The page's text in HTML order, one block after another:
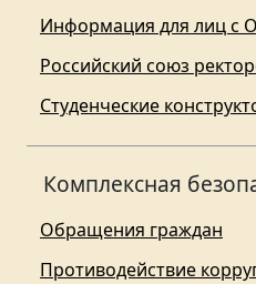
Информация для лиц с
Российский союз
Студенческие
Комплексная
Обращения граждан
Противодействие